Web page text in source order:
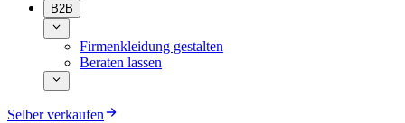
B2B
Firmenkleidung gestalten
Beraten lassen
Selber verkaufen